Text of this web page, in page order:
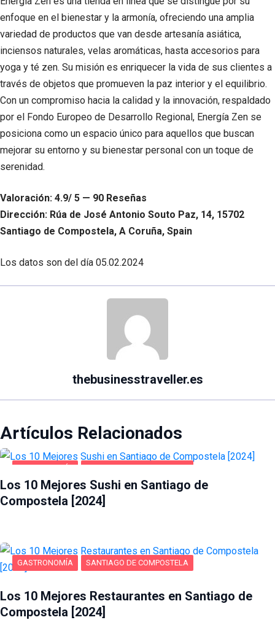
enfoque en el bienestar y la armonía, ofreciendo una amplia
variedad de productos que van desde artesanía asiática,
inciensos naturales, velas aromáticas, hasta accesorios para
yoga y té zen. Su misión es enriquecer la vida de sus clientes a
través de objetos que promueven la paz interior y el equilibrio.
Con un compromiso hacia la calidad y la innovación, respaldado
por el Fondo Europeo de Desarrollo Regional, Energía Zen se
posiciona como un espacio único para aquellos que buscan
mejorar su entorno y su bienestar personal con un toque de
serenidad.
Valoración: 4.9/ 5 — 90 Reseñas
Dirección: Rúa de José Antonio Souto Paz, 14, 15702
Santiago de Compostela, A Coruña, Spain
Los datos son del día 05.02.2024
thebusinesstraveller.es
Artículos Relacionados
Los 10 Mejores Sushi en Santiago de
Compostela [2024]
GASTRONOMÍA SANTIAGO DE COMPOSTELA
Los 10 Mejores Restaurantes en Santiago de
Compostela [2024]